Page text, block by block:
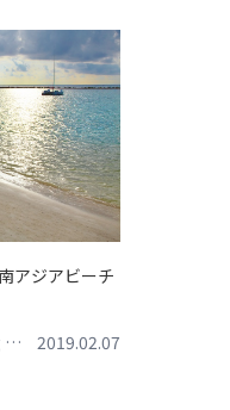
アジアビーチ
#travel #おしゃれ旅
2019.02.07